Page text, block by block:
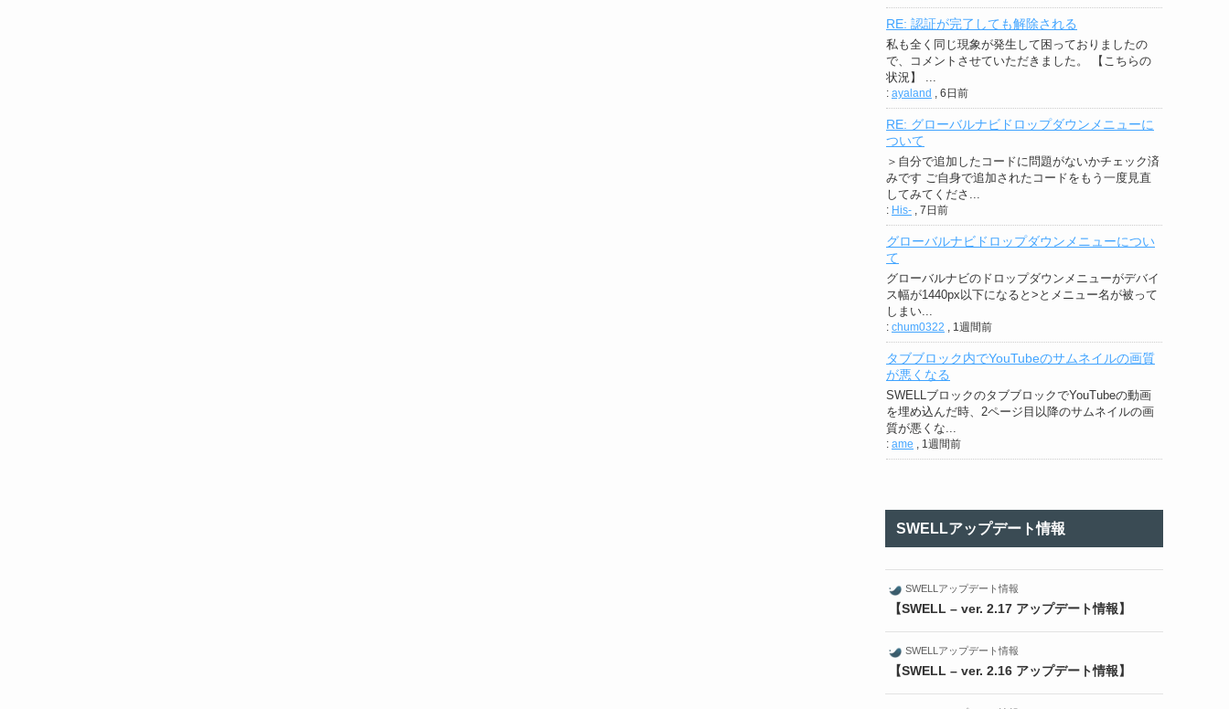
RE: 認証が完了しても解除される
私も全く同じ現象が発生して困っておりましたの
で、コメントさせていただきました。 【こちらの
状況】 ...
: ayaland 6日前
RE: グローバルナビドロップダウンメニューに
ついて
＞自分で追加したコードに問題がないかチェック済
みです ご自身で追加されたコードをもう一度見直
してみてくださ...
: His- 7日前
グローバルナビドロップダウンメニューについ
て
グローバルナビのドロップダウンメニューがデバイ
ス幅が1440px以下になると>とメニュー名が被って
しまい...
: chum0322 1週間前
タブブロック内でYouTubeのサムネイルの画質
が悪くなる
SWELLブロックのタブブロックでYouTubeの動画
を埋め込んだ時、2ページ目以降のサムネイルの画
質が悪くな...
: ame 1週間前
SWELLアップデート情報
SWELLアップデート情報
【SWELL – ver. 2.17 アップデート情報】
SWELLアップデート情報
【SWELL – ver. 2.16 アップデート情報】